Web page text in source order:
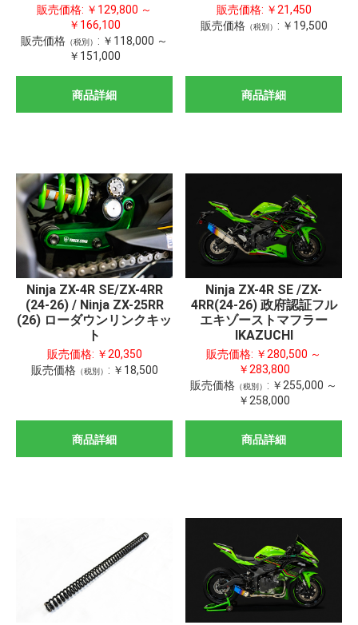
販売価格: ￥129,800 ～
￥166,100
販売価格 （税別） : ￥118,000 ～
￥151,000
商品詳細
販売価格: ￥21,450
販売価格（税別） : ￥19,500
商品詳細
Ninja ZX-4R SE/ZX-4RR
(24-26) / Ninja ZX-25RR
(26) ローダウンリンクキッ
ト
販売価格: ￥20,350
販売価格（税別） : ￥18,500
商品詳細
Ninja ZX-4R SE /ZX-
4RR(24-26) 政府認証フル
エキゾーストマフラー
IKAZUCHI
販売価格: ￥280,500 ～
￥283,800
販売価格 （税別） : ￥255,000 ～
￥258,000
商品詳細